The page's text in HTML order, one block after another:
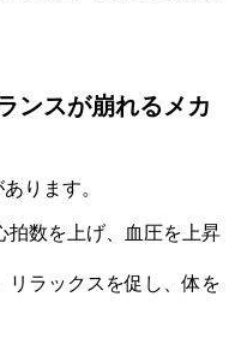
ンスが崩れるメカ
ります。
拍数を上げ、血圧を上昇
リラックスを促し、体を